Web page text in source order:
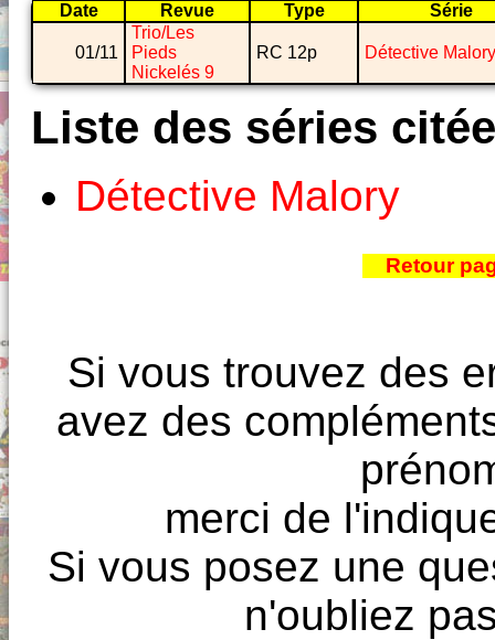
Date Revue Type Série
01/11
Trio/Les
Pieds
Nickelés 9
RC 12p Détective Malory
Liste des séries
Détective Malory
Retour
Si vous trouvez des
avez des
merci de
Si vous posez une
n'oubliez